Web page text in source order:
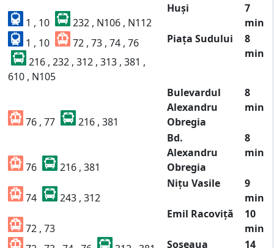
1 , 10 232 , N106 , N112
Huși
7
min
1 , 10
72 , 73 , 74 , 76
216 , 232 , 312 , 313 , 381 ,
610 , N105
Piața Sudului
8
min
76 , 77 216 , 381
Bulevardul
Alexandru
Obregia
8
min
76 216 , 381
Bd.
Alexandru
Obregia
8
min
74 243 , 312
Nițu Vasile
9
min
72 , 73
Emil Racoviță
10
min
Șoseaua
14